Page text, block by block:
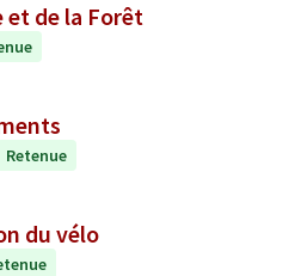
et de la Forêt
Retenue
du vélo